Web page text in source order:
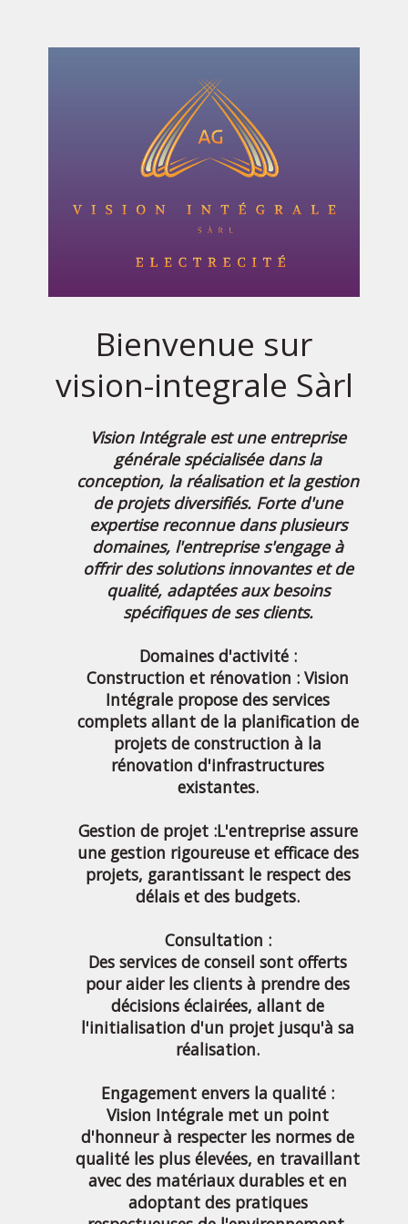
Bienvenue sur
vision-integrale Sàrl
Vision Intégrale est une entreprise
générale spécialisée dans la
conception, la réalisation et la gestion
de projets diversifiés. Forte d'une
expertise reconnue dans plusieurs
domaines, l'entreprise s'engage à
offrir des solutions innovantes et de
qualité, adaptées aux besoins
spécifiques de ses clients.
Domaines d'activité :
Construction et rénovation : Vision
Intégrale propose des services
complets allant de la planification de
projets de construction à la
rénovation d'infrastructures
existantes.
Gestion de projet :L'entreprise assure
une gestion rigoureuse et efficace des
projets, garantissant le respect des
délais et des budgets.
Consultation :
Des services de conseil sont offerts
pour aider les clients à prendre des
décisions éclairées, allant de
l'initialisation d'un projet jusqu'à sa
réalisation.
Engagement envers la qualité :
Vision Intégrale met un point
d'honneur à respecter les normes de
qualité les plus élevées, en travaillant
avec des matériaux durables et en
adoptant des pratiques